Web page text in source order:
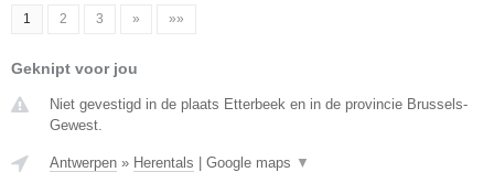
1 2 3 » »»
Geknipt voor jou
Niet gevestigd in de plaats Etterbeek en in de provincie Brussels-
Gewest.
Antwerpen » Herentals Google maps ▼